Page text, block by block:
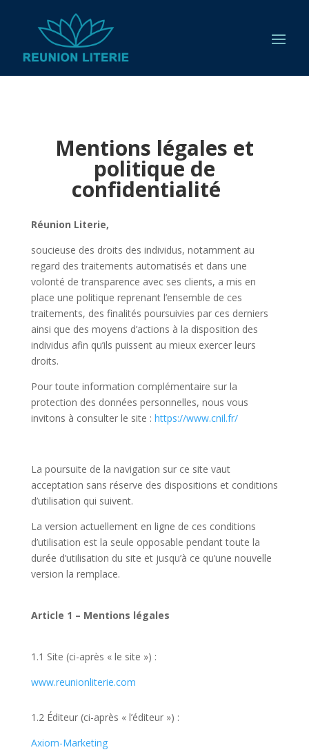
Mentions légales et
politique de
confidentialité
Réunion Literie,
soucieuse des droits des individus, notamment au
regard des traitements automatisés et dans une
volonté de transparence avec ses clients, a mis en
place une politique reprenant l’ensemble de ces
traitements, des finalités poursuivies par ces derniers
ainsi que des moyens d’actions à la disposition des
individus afin qu’ils puissent au mieux exercer leurs
droits.
Pour toute information complémentaire sur la
protection des données personnelles, nous vous
invitons à consulter le site : https://www.cnil.fr/
La poursuite de la navigation sur ce site vaut
acceptation sans réserve des dispositions et conditions
d’utilisation qui suivent.
La version actuellement en ligne de ces conditions
d’utilisation est la seule opposable pendant toute la
durée d’utilisation du site et jusqu’à ce qu’une nouvelle
version la remplace.
Article 1 – Mentions légales
1.1 Site (ci-après « le site ») :
www.reunionliterie.com
1.2 Éditeur (ci-après « l’éditeur ») :
Axiom-Marketing